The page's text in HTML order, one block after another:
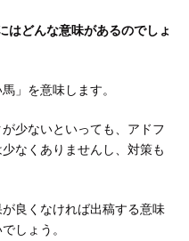
はどんな意味があるのでしょ
」を意味します。
少ないといっても、アドフ
なくありませんし、対策も
良くなければ出稿する意味
しょう。